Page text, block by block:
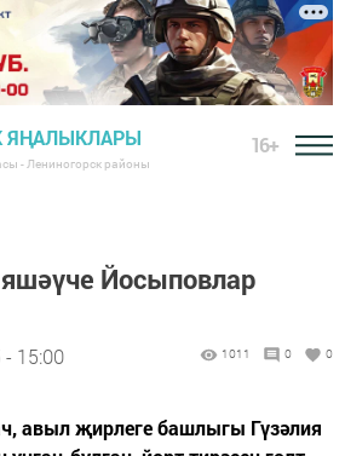
ЯҢАЛЫКЛАРЫ
- Лениногорск районы
16+
Йосыповлар
15:00 1011 0 0
авыл җирлеге башлыгы Гүзәлия